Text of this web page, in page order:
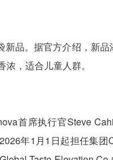
品。据官方介绍，新
，适合儿童人群。
首席执行官Steve
年1月1日起担任集